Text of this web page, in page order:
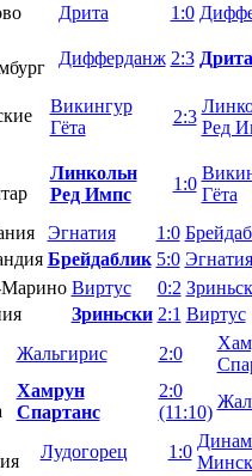
Дрита 1:0
Дифферданж 2:3 Дрита
Викингур
Гёта
2:3
Ред
Линкольн
Ред Импс
1:0
Гёта
Эгнатия
1:0
Брейдаблик 5:0 Эгнатия
Виртус
0:2
Зриньски 2:1 Виртус
Жальгирис
2:0
Хамрун
Спартанс
2:0
(11:10)
Лудогорец 1:0
Минск